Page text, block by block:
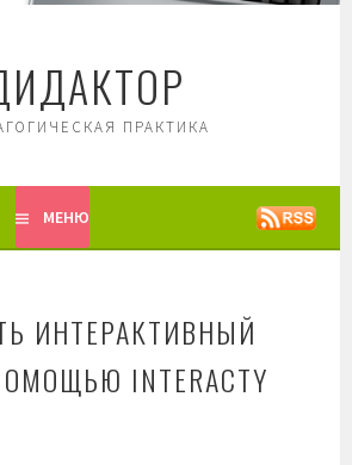
ПРАКТИКА
МЕНЮ
ИНТЕРАКТИВНЫЙ
INTERACTY